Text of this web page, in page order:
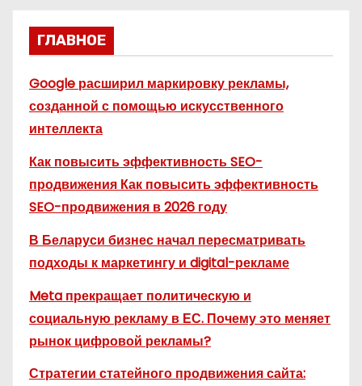
ГЛАВНОЕ
Google расширил маркировку рекламы,
созданной с помощью искусственного
интеллекта
Как повысить эффективность SEO-
продвижения Как повысить эффективность
SEO-продвижения в 2026 году
В Беларуси бизнес начал пересматривать
подходы к маркетингу и digital-рекламе
Meta прекращает политическую и
социальную рекламу в ЕС. Почему это меняет
рынок цифровой рекламы?
Стратегии статейного продвижения сайта: